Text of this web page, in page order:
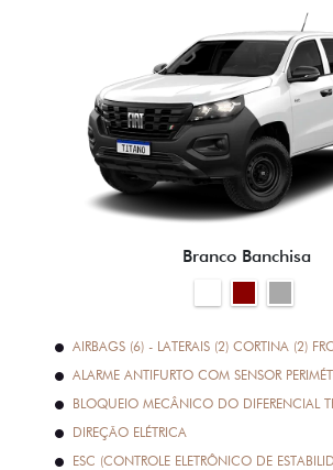
Branco Banchisa
AIRBAGS (6) - LATERAIS (2) CORTINA (2)
ALARME ANTIFURTO COM SENSOR
BLOQUEIO MECÂNICO DO DIFERENCIAL
DIREÇÃO ELÉTRICA
ESC (CONTROLE ELETRÔNICO DE